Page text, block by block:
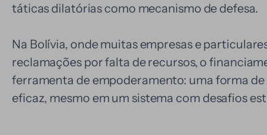
táticas dilatórias como mecanismo de defesa.
Na Bolívia, onde muitas empresas e
reclamações por falta de recursos, o
ferramenta de empoderamento: uma forma
eficaz, mesmo em um sistema com desafios